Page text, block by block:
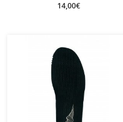
14,00€